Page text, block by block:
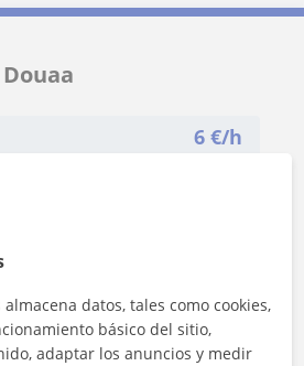
6 €/h
datos, tales como cookies,
básico del sitio,
adaptar los anuncios y medir